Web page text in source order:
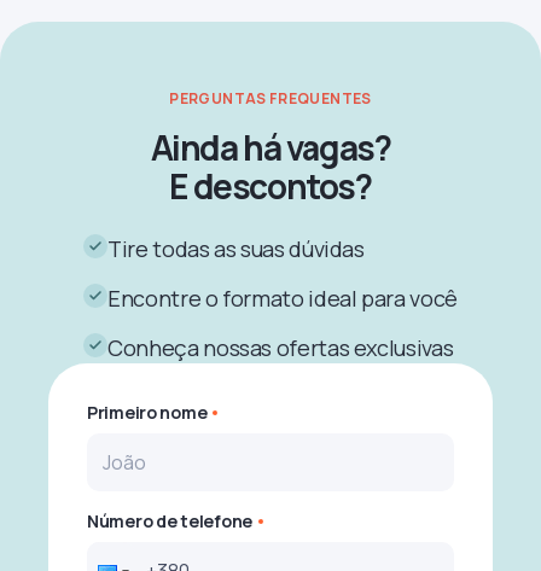
PERGUNTAS FREQUENTES
Ainda há vagas?
E descontos?
Tire todas as suas dúvidas
Encontre o formato ideal para você
Conheça nossas ofertas exclusivas
Primeiro nome
Número de telefone